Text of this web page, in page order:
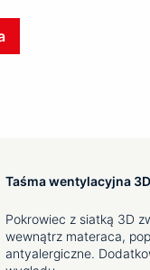
Taśma wentylacyjna 3D
Pokrowiec z siatką 3D
wewnątrz materaca,
antyalergiczne.